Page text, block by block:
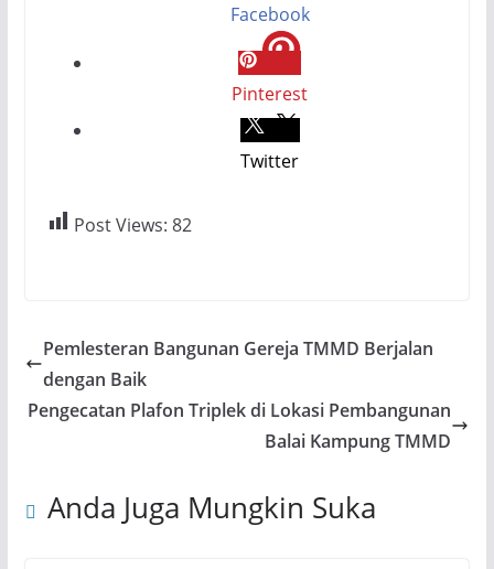
Facebook
Pinterest
Twitter
Post Views: 82
Pemlesteran Bangunan Gereja TMMD Berjalan
dengan Baik
Pengecatan Plafon Triplek di Lokasi Pembangunan
Balai Kampung TMMD
Anda Juga Mungkin Suka